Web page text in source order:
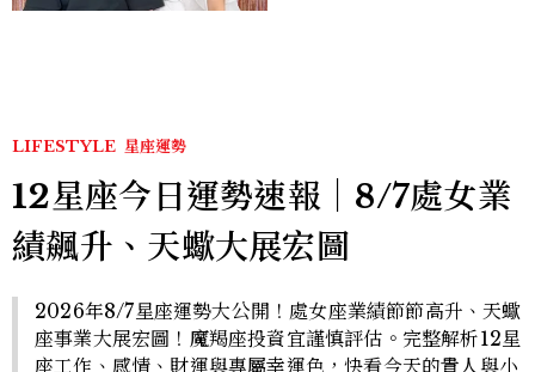
LIFESTYLE 星座運勢
12星座今日運勢速報｜8/7處女業
績飆升、天蠍大展宏圖
2026年8/7星座運勢大公開！處女座業績節節高升、天蠍
座事業大展宏圖！魔羯座投資宜謹慎評估。完整解析12星
座工作、感情、財運與專屬幸運色，快看今天的貴人與小